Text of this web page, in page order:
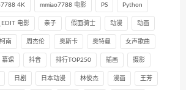
4K mmiao7788 电影 PS Python
电影 亲子 假面骑士 动漫 动画
南 周杰伦 奥斯卡 奥特曼 女声歌曲
慕课 抖音 排行TOP250 插画 摄影
日剧 日本动漫 林俊杰 漫画 王芳